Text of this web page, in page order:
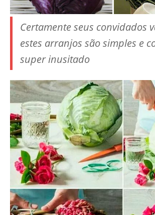
Certamente seus convidados
estes arranjos são simples e
super inusitado